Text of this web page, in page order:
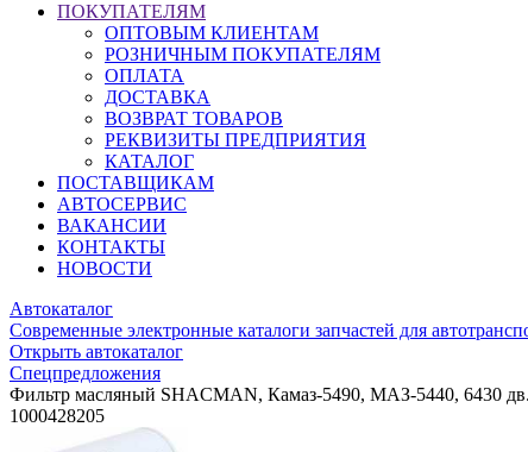
ПОКУПАТЕЛЯМ
ОПТОВЫМ КЛИЕНТАМ
РОЗНИЧНЫМ ПОКУПАТЕЛЯМ
ОПЛАТА
ДОСТАВКА
ВОЗВРАТ ТОВАРОВ
РЕКВИЗИТЫ ПРЕДПРИЯТИЯ
КАТАЛОГ
ПОСТАВЩИКАМ
АВТОСЕРВИС
ВАКАНСИИ
КОНТАКТЫ
НОВОСТИ
Автокаталог
Современные электронные каталоги запчастей для
Открыть автокаталог
Спецпредложения
Фильтр масляный SHACMAN, Камаз-5490, МАЗ-5440, 6430
1000428205